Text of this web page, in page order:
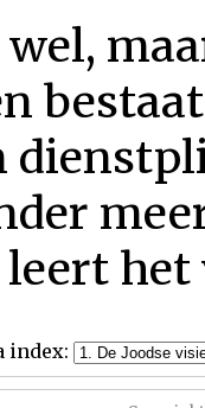
het
index: